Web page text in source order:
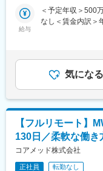
す。
（自分の業務が終
・会議や打ち合
います）が発生し
※国内出張の頻度
ん。）
■ワークライフバ
同社は、個人が
りに注力しており
女性社員も多く、
誇っており、長期
略策定を支援する
・規制当局（
・治験相談戦略
連携しながら分担
・戦略立案から規
体を俯瞰した視点
■教育体制：
給与
＜予定年収＞500
なし＜賃金内訳＞
安の金額であり
(月額)は固定手当
気になる
【フルリモート】
130日／柔軟な働き
コアメッド株式会社
正社員 転勤なし